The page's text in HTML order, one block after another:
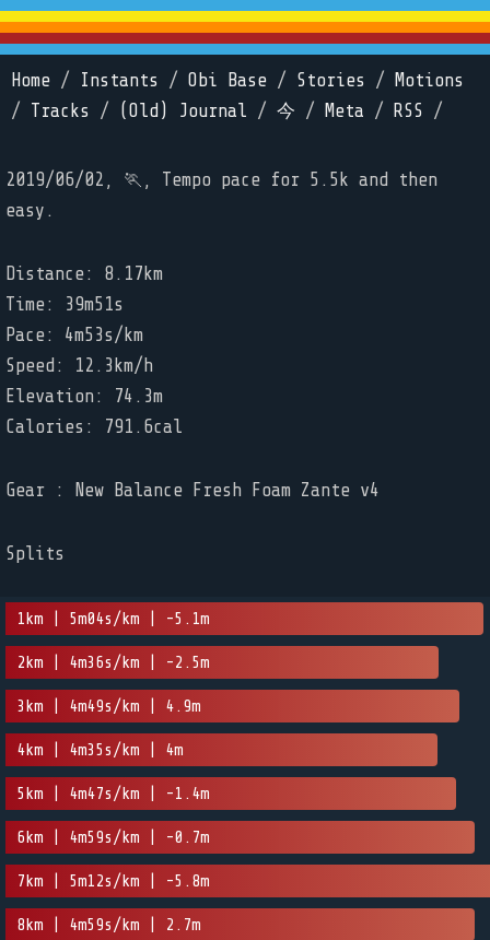
Home / Instants / Obi Base / Stories /
Motions
/ Tracks / (Old) Journal / 今 / Meta / RSS /
2019/06/02, 🏃, Tempo pace for 5.5k and then
easy.
Distance: 8.17km
Time: 39m51s
Pace: 4m53s/km
Speed: 12.3km/h
Elevation: 74.3m
Calories: 791.6cal
Gear : New Balance Fresh Foam Zante v4
Splits
1km | 5m04s/km | -5.1m
2km | 4m36s/km | -2.5m
3km | 4m49s/km | 4.9m
4km | 4m35s/km | 4m
5km | 4m47s/km | -1.4m
6km | 4m59s/km | -0.7m
7km | 5m12s/km | -5.8m
8km | 4m59s/km | 2.7m